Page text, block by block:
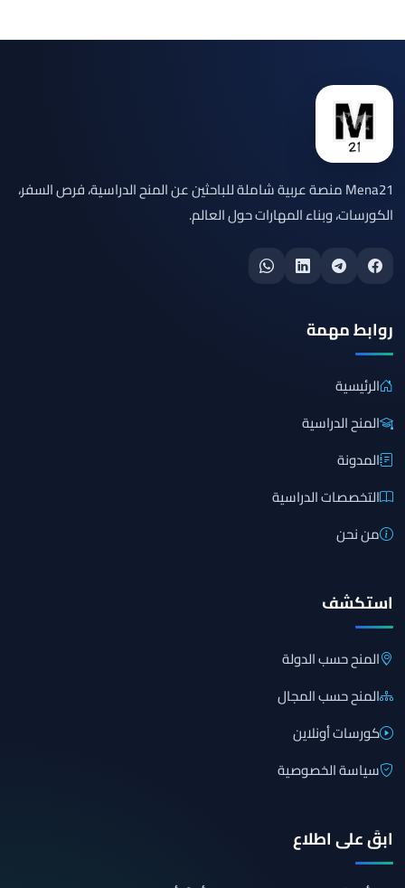
Mena21 منصة عربية شاملة للباحثين عن المنح الدراسية، فرص السفر،
الكورسات، وبناء المهارات حول العالم.
روابط مهمة
الرئيسية
المنح الدراسية
المدونة
التخصصات الدراسية
من نحن
استكشف
المنح حسب الدولة
المنح حسب المجال
كورسات أونلاين
سياسة الخصوصية
ابقَ على اطلاع